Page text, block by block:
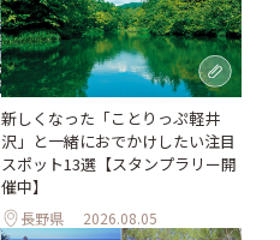
新しくなった「ことりっぷ軽井
沢」と一緒におでかけしたい注目
スポット13選【スタンプラリー開
催中】
長野県 2026.08.05